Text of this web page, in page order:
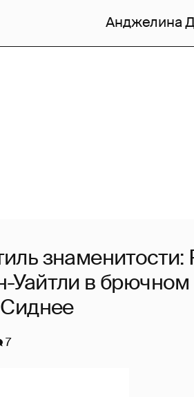
Анджелина
знаменитости:
Уайтли в
Сиднее
7